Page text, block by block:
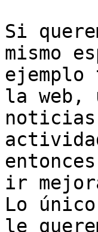
Si
mismo
la web,
ir
Lo
le